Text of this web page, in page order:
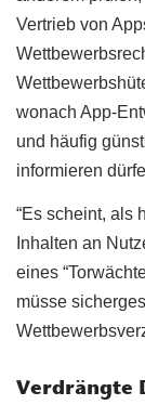
Vertrieb von
wonach App-
und häufig
informieren
“Es scheint, als
Inhalten an
eines
müsse
Verdrängte